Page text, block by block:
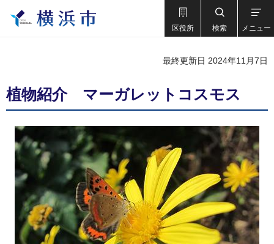
区役所 検索 メニュー
最終更新日 2024年11月7日
植物紹介 マーガレットコスモス